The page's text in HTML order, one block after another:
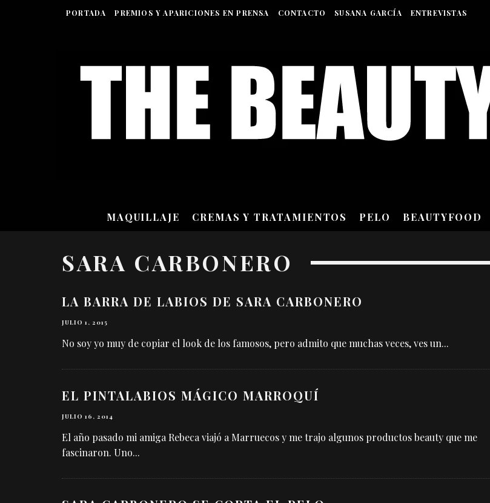
PORTADA PREMIOS Y APARICIONES EN PRENSA CONTACTO SUSANA GARCÍA ENTREVISTAS
MAQUILLAJE CREMAS Y TRATAMIENTOS PELO BEAUTYFOOD
SARA CARBONERO
LA BARRA DE LABIOS DE SARA CARBONERO
JULIO 1, 2015
No soy yo muy de copiar el look de los famosos, pero admito que muchas veces, ves un...
EL PINTALABIOS MÁGICO MARROQUÍ
JULIO 16, 2014
El año pasado mi amiga Rebeca viajó a Marruecos y me trajo algunos productos beauty que me
fascinaron. Uno...